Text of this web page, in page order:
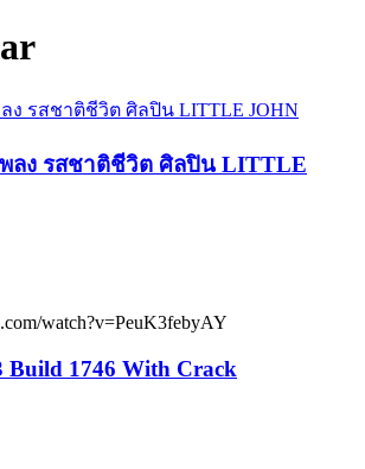
ลง รสชาติชีวิต ศิลปิน LITTLE
watch?v=PeuK3febyAY
Build 1746 With Crack